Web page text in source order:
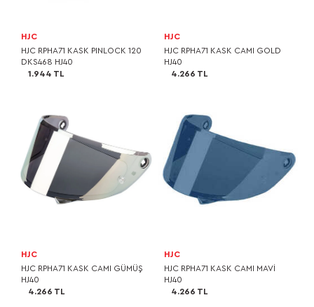
HJC
HJC RPHA71 KASK PINLOCK 120
DKS468 HJ40
1.944 TL
HJC
HJC RPHA71 KASK CAMI GOLD
HJ40
4.266 TL
HJC
HJC RPHA71 KASK CAMI GÜMÜŞ
HJ40
4.266 TL
HJC
HJC RPHA71 KASK CAMI MAVİ
HJ40
4.266 TL